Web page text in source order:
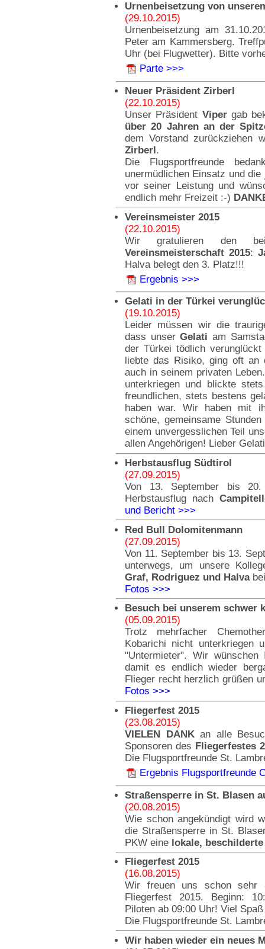
Urnenbeisetzung von
(29.10.2015)
Urnenbeisetzung am
Peter am Kammersberg.
Uhr (bei Flugwetter). Bitte
Parte >>>
Neuer Präsident Zirberl
(22.10.2015)
Unser Präsident Vipergab
über 20 Jahren an der
dem Vorstand zurückziehen
Zirberl.
Die Flugsportfreunde
unermüdlichen Einsatz und
vor seiner Leistung und
endlich mehr Freizeit :-)
Vereinsmeister 2015
(22.10.2015)
Wir gratulieren den
Vereinsmeisterschaft 2015:
Halva belegt den 3. Platz!!!
Ergebnis >>>
Gelati in der Türkei
(19.10.2015)
Leider müssen wir die
dass unserGelati am
der Türkei tödlich
liebte das Risiko, ging oft
auch in seinem privaten
unterkriegen und blickte
freundlichen, stets bestens
haben war. Wir haben mit
schöne, gemeinsame
einem unvergesslichen Teil
allen Angehörigen! Lieber
Herbstausflug Südtirol
(27.09.2015)
Von 13. September bis
Herbstausflug nach
und Bericht >>>
Red Bull Dolomitenmann
(27.09.2015)
Von 11. September bis 13.
unterwegs, um unsere
Graf, Rodriguez und Halva
Fotos >>>
Besuch bei unserem schwer
(05.09.2015)
Trotz mehrfacher
Kobarichi nicht unterkriegen
"Untermieter". Wir
damit es endlich wieder
Flieger recht herzlich grüßen
Fotos >>>
Fliegerfest 2015
(23.08.2015)
VIELEN DANKan alle
Sponsoren des Fliegerfestes
Die Flugsportfreunde St.
Ergebnis Flugsportfreunde
Straßensperre in St. Blasen
(20.08.2015)
Wie schon angekündigt wird
die Straßensperre in St.
PKW eine lokale,
Fliegerfest 2015
(16.08.2015)
Wir freuen uns schon sehr
Fliegerfest 2015. Beginn:
Piloten ab 09:00 Uhr! Viel
Die Flugsportfreunde St.
Wir haben wieder ein neues